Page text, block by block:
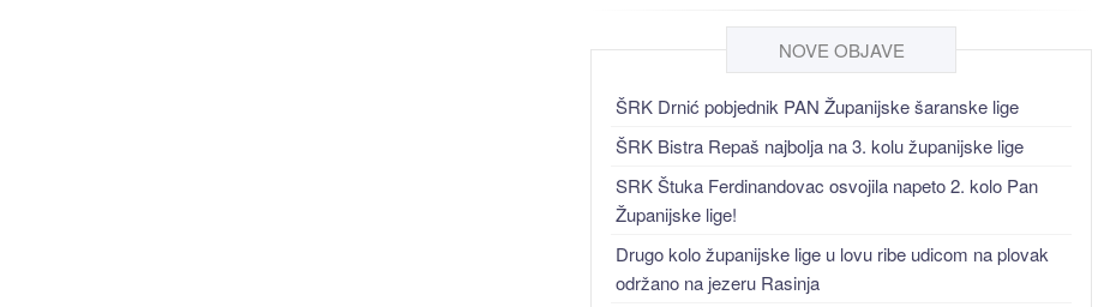
NOVE OBJAVE
ŠRK Drnić pobjednik PAN Županijske šaranske lige
ŠRK Bistra Repaš najbolja na 3. kolu županijske lige
SRK Štuka Ferdinandovac osvojila napeto 2. kolo Pan
Županijske lige!
Drugo kolo županijske lige u lovu ribe udicom na plovak
održano na jezeru Rasinja